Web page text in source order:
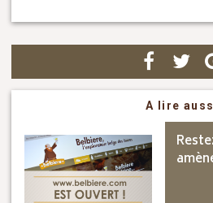
A lire